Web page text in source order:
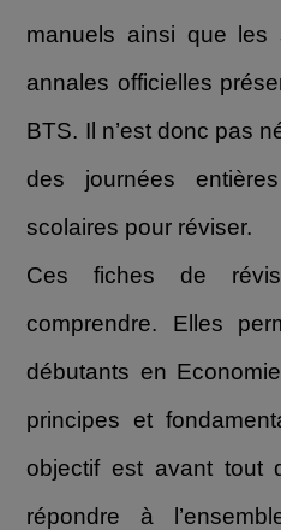
manuels ainsi que les
annales officielles
BTS. Il n’est donc pas
des journées
scolaires pour réviser.
Ces fiches de
comprendre. Elles
débutants en
principes et
objectif est avant tout
répondre à